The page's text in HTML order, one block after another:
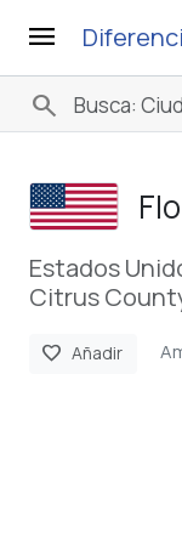
menu
search
Estados
Citrus
favorite Añadir